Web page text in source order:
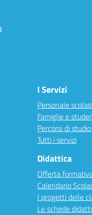
I Servizi
Personale
Famiglie e
Percorsi di studio
Tutti i servizi
Didattica
Offerta
Calendario
I progetti delle
Le schede